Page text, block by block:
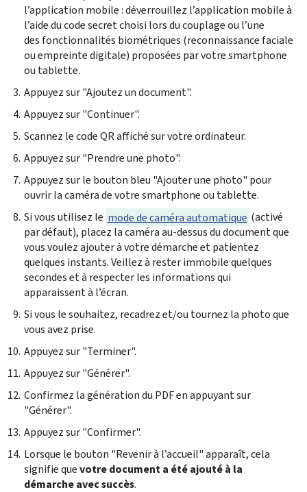
l’application mobile : déverrouillez l’application mobile à
l’aide du code secret choisi lors du couplage ou l’une
des fonctionnalités biométriques (reconnaissance faciale
ou empreinte digitale) proposées par votre smartphone
ou tablette.
Appuyez sur "Ajoutez un document".
Appuyez sur "Continuer".
Scannez le code QR affiché sur votre ordinateur.
Appuyez sur "Prendre une photo".
Appuyez sur le bouton bleu "Ajouter une photo" pour
ouvrir la caméra de votresmartphoneou tablette.
Si vous utilisez le mode de caméra automatique (activé
par défaut), placez la caméra au-dessus du document que
vous voulez ajouter à votre démarche et patientez
quelques instants. Veillez à rester immobile quelques
secondes et à respecter les informations qui
apparaissent à l’écran.
Si vous le souhaitez, recadrez et/ou tournez la photo que
vous avez prise.
Appuyez sur "Terminer".
Appuyez sur "Générer".
Confirmez la génération du PDF en appuyant sur
"Générer".
Appuyez sur "Confirmer".
Lorsque le bouton "Revenir à l’accueil" apparaît, cela
signifie quevotre document a été ajouté à la
démarche avec succès.